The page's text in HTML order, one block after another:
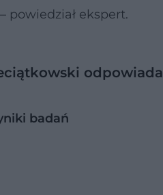
powiedział ekspert.
odpowiada
badań